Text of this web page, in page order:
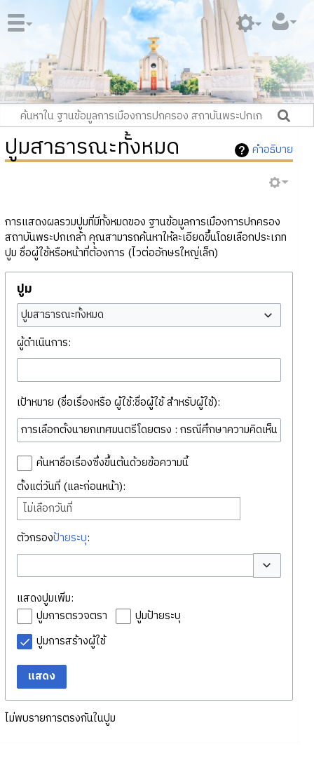
คำอธิบาย
ปูมสาธารณะทั้งหมด
การแสดงผลรวมปูมที่มีทั้งหมดของ ฐานข้อมูลการเมืองการปกครอง
สถาบันพระปกเกล้า คุณสามารถค้นหาให้ละเอียดขึ้นโดยเลือกประเภท
ปูม ชื่อผู้ใช้หรือหน้าที่ต้องการ (ไวต่ออักษรใหญ่เล็ก)
ปูม
ปูมสาธารณะทั้งหมด
ผู้ดำเนินการ:
เป้าหมาย (ชื่อเรื่องหรือ ผู้ใช้:ชื่อผู้ใช้ สำหรับผู้ใช้):
ค้นหาชื่อเรื่องซึ่งขึ้นต้นด้วยข้อความนี้
ตั้งแต่วันที่ (และก่อนหน้า):
ไม่เลือกวันที่
ตัวกรองป้ายระบุ:
สลับตัวเลือก
แสดงปูมเพิ่ม:
ปูมการตรวจตรา
ปูมป้ายระบุ
ปูมการสร้างผู้ใช้
แสดง
ไม่พบรายการตรงกันในปูม